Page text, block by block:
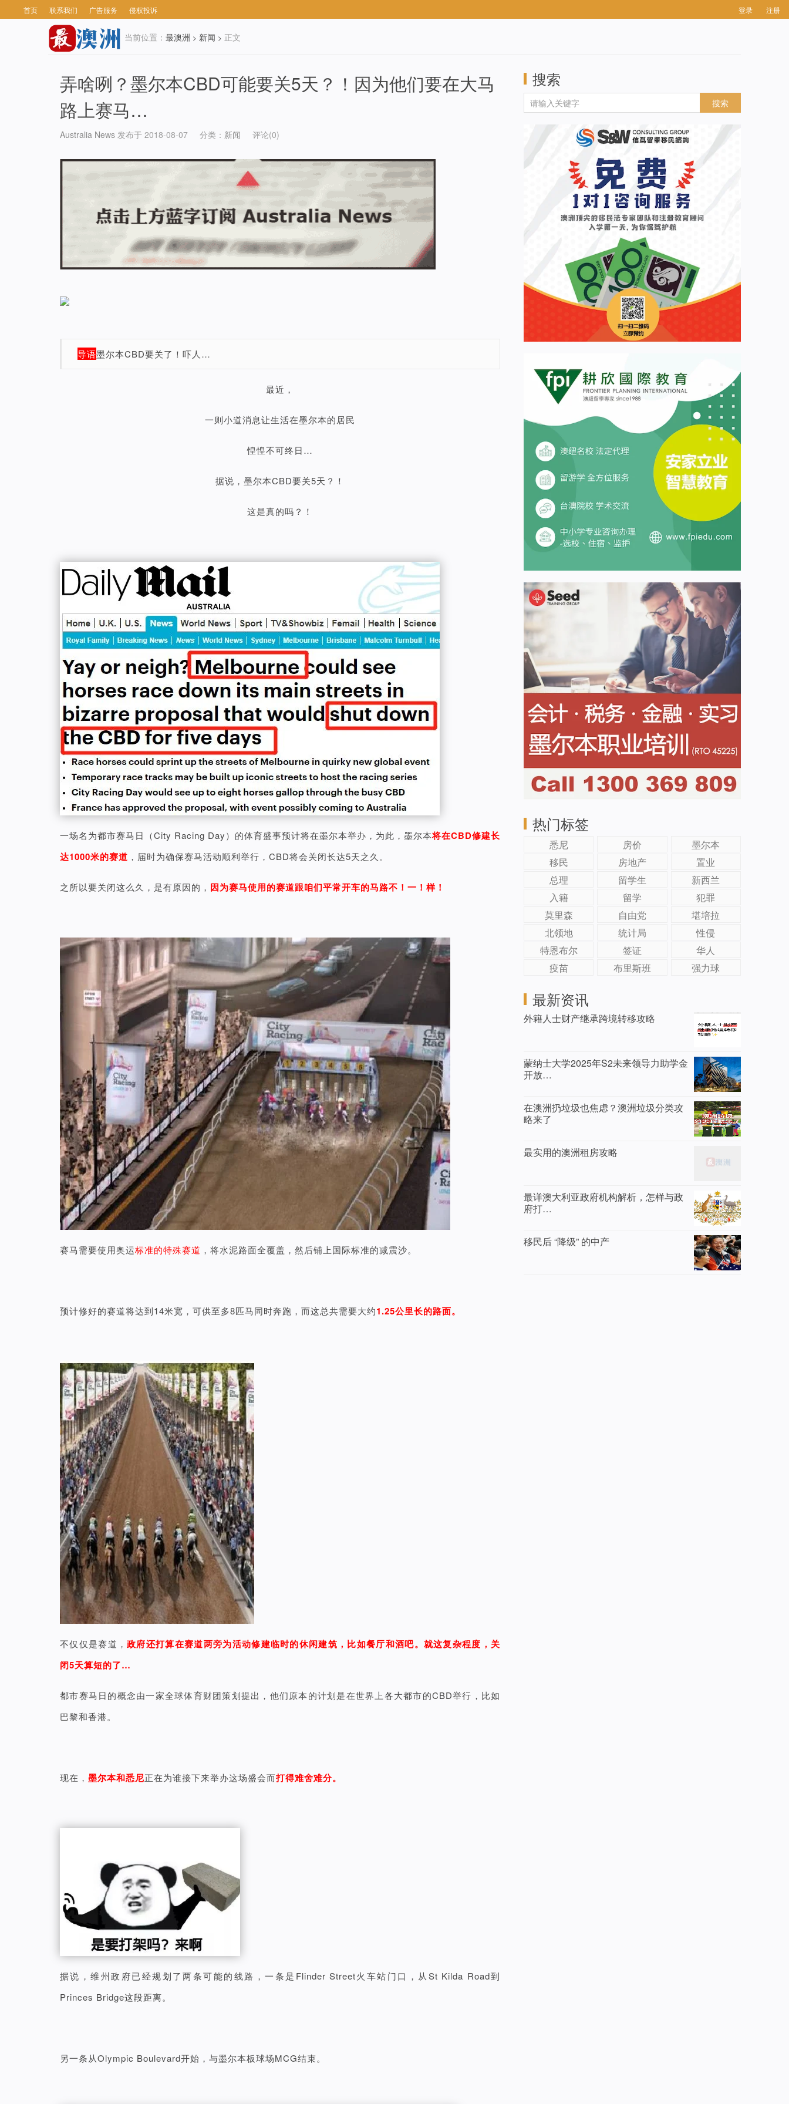
首页 联系我们 广告服务 侵权投诉 登录 注册
当前位置： 最澳洲 > 新闻 > 正文
弄啥咧？墨尔本CBD可能要关5天？！因为他们要在大马
路上赛马…
Australia News 发布于 2018-08-07 分类： 新闻 评论(0)
导语墨尔本CBD要关了！吓人…
最近，
一则小道消息让生活在墨尔本的居民
惶惶不可终日…
据说，墨尔本CBD要关5天？！
这是真的吗？！
一场名为都市赛马日（City Racing Day）的体育盛事预计将在墨尔本举办，为此，墨尔本将在CBD修建长
达1000米的赛道 ，届时为确保赛马活动顺利举行，CBD将会关闭长达5天之久。
之所以要关闭这么久，是有原因的， 因为赛马使用的赛道跟咱们平常开车的马路不！一！样！
赛马需要使用奥运标准的特殊赛道 ，将水泥路面全覆盖，然后铺上国际标准的减震沙。
预计修好的赛道将达到14米宽，可供至多8匹马同时奔跑，而这总共需要大约1.25公里长的路面。
不仅仅是赛道，政府还打算在赛道两旁为活动修建临时的休闲建筑，比如餐厅和酒吧。就这复杂程度，关
闭5天算短的了…
都市赛马日的概念由一家全球体育财团策划提出，他们原本的计划是在世界上各大都市的CBD举行，比如
巴黎和香港。
现在， 墨尔本和悉尼正在为谁接下来举办这场盛会而打得难舍难分。
据说，维州政府已经规划了两条可能的线路，一条是Flinder Street火车站门口，从St Kilda Road到
Princes Bridge这段距离。
另一条从Olympic Boulevard开始，与墨尔本板球场MCG结束。
搜索
热门标签
悉尼 房价
墨尔本
移民
房地产
置业
总理
留学生
新西兰
入籍
留学
犯罪
莫里森
自由党
堪培拉
北领地
统计局
性侵
特恩布尔
签证
华人
疫苗
布里斯班 强力球
最新资讯
外籍人士财产继承跨境转移攻略
蒙纳士大学2025年S2未来领导力助学金
开放…
在澳洲扔垃圾也焦虑？澳洲垃圾分类攻
略来了
最实用的澳洲租房攻略
最详澳大利亚政府机构解析，怎样与政
府打…
移民后 “降级” 的中产